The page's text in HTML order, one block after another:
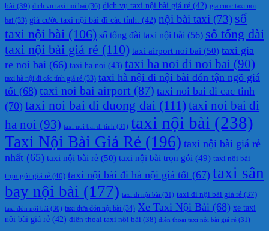
bài (39) dich vu taxi noi bai (36) dịch vụ taxi nội bài giá rẻ (42) gia cuoc taxi noi
bai (33) giá cước taxi nội bài đi các tỉnh. (42) nội bài taxi (73) số
taxi nội bài (106) số tổng đài taxi nội bài (56) số tổng đài
taxi nội bài giá rẻ (110) taxi airport noi bai (50) taxi gia
re noi bai (66) taxi ha noi (43) taxi ha noi di noi bai (90)
taxi hà nội đi các tỉnh giá rẻ (33) taxi hà nội đi nội bài đón tận ngõ giá
tốt (68) taxi noi bai airport (87) taxi noi bai di cac tinh
(70) taxi noi bai di duong dai (111)taxi noi bai di
ha noi (93) taxi noi bai di tinh (31) taxi nội bài (238)
Taxi Nội Bài Giá Rẻ (196) taxi nội bài giá rẻ
nhất (65) taxi nội bài rẻ (50) taxi nội bài trọn gói (49) taxi nội bài
trọn gói giá rẻ (40) taxi nội bài đi hà nội giá tốt (67) taxi sân
bay nội bài (177) taxi đi nội bài (31) taxi đi nội bài giá rẻ (37)
taxi đón nội bài (30) taxi đưa đón nội bài (34) Xe Taxi Nội Bài (68) xe taxi
nội bài giá rẻ (42) điện thoại taxi nội bài (38) điện thoại taxi nội bài giá rẻ (31)